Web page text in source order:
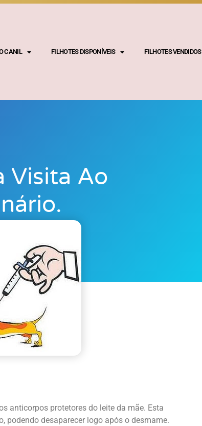
CANIL FILHOTES DISPONÍVEIS FILHOTES VENDIDOS
Visita Ao
anticorpos protetores do leite da mãe. Esta
desaparecer logo após o desmame.